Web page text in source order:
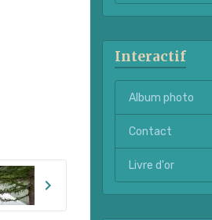
Interactif
Album photo
Contact
Livre d'or